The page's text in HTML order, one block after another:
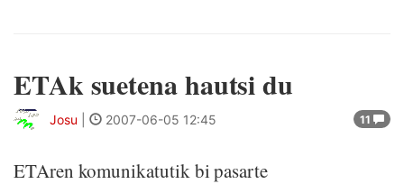
ETAk suetena hautsi du
11
Josu 2007-06-05 12:45
ETAren komunikatutik bi pasarte